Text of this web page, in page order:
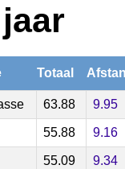
Totaal
63.88 9.95
55.88 9.16
55.09 9.34